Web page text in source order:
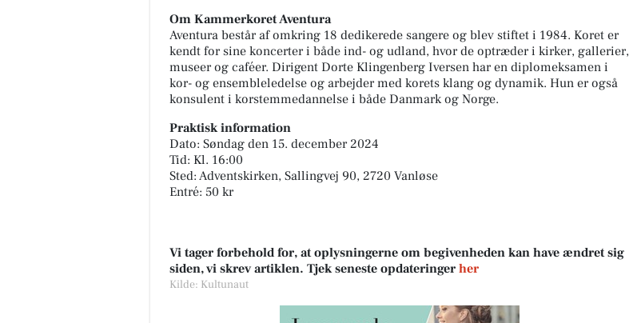
Om Kammerkoret Aventura
Aventura består af omkring 18 dedikerede sangere og blev stiftet i 1984. Koret er
kendt for sine koncerter i både ind- og udland, hvor de optræder i kirker, gallerier,
museer og caféer. Dirigent Dorte Klingenberg Iversen har en diplomeksamen i
kor- og ensembleledelse og arbejder med korets klang og dynamik. Hun er også
konsulent i korstemmedannelse i både Danmark og Norge.
Praktisk information
Dato: Søndag den 15. december 2024
Tid: Kl. 16:00
Sted: Adventskirken, Sallingvej 90, 2720 Vanløse
Entré: 50 kr
Vi tager forbehold for, at oplysningerne om begivenheden kan have ændret sig
siden, vi skrev artiklen. Tjek seneste opdateringer her
Kilde: Kultunaut